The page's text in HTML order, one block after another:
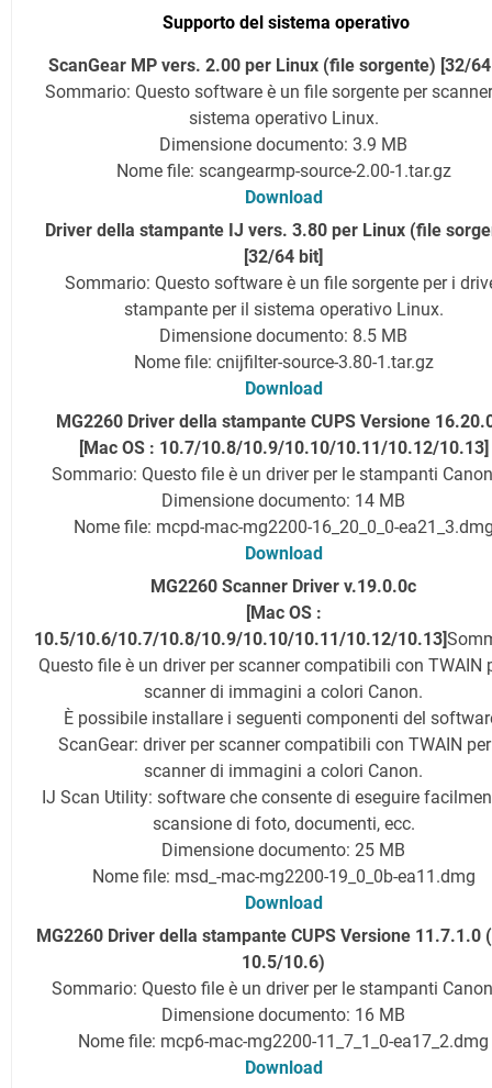
Supporto del sistema operativo
ScanGear MP vers. 2.00 per Linux (file sorgente) [32/
Sommario: Questo software è un file sorgente per
sistema operativo Linux.
Dimensione documento: 3.9 MB
Nome file: scangearmp-source-2.00-1.tar.gz
Download
Driver della stampante IJ vers. 3.80 per Linux (file
[32/64 bit]
Sommario: Questo software è un file sorgente per i
stampante per il sistema operativo Linux.
Dimensione documento: 8.5 MB
Nome file: cnijfilter-source-3.80-1.tar.gz
Download
MG2260 Driver della stampante CUPS Versione
[Mac OS : 10.7/10.8/10.9/10.10/10.11/10.12/10.13]
Sommario: Questo file è un driver per le stampanti
Dimensione documento: 14 MB
Nome file: mcpd-mac-mg2200-16_20_0_0-
Download
MG2260 Scanner Driver v.19.0.0c
[Mac OS :
10.5/10.6/10.7/10.8/10.9/10.10/10.11/10.12/10.13]
Questo file è un driver per scanner compatibili con TWAIN
scanner di immagini a colori Canon.
È possibile installare i seguenti componenti del
ScanGear: driver per scanner compatibili con TWAIN
scanner di immagini a colori Canon.
IJ Scan Utility: software che consente di eseguire
scansione di foto, documenti, ecc.
Dimensione documento: 25 MB
Nome file: msd_-mac-mg2200-19_0_0b-ea11.dmg
Download
MG2260 Driver della stampante CUPS Versione 11.7.1.0
10.5/10.6)
Sommario: Questo file è un driver per le stampanti
Dimensione documento: 16 MB
Nome file: mcp6-mac-mg2200-11_7_1_0-ea17_2.dmg
Download